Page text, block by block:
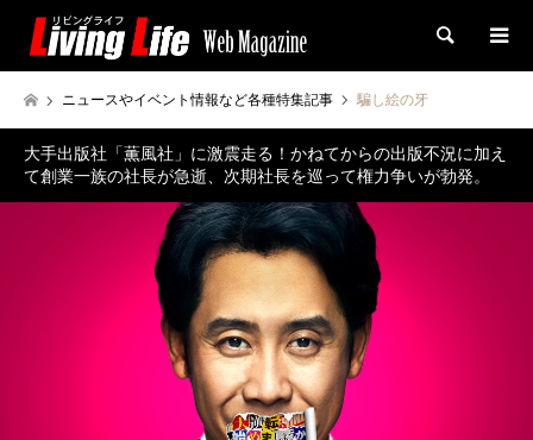
検索
ニュースやイベント情報など各種特集記事 騙し絵の牙
大手出版社「薫風社」に激震走る！かねてからの出版不況に加え
て創業一族の社長が急逝、次期社長を巡って権力争いが勃発。